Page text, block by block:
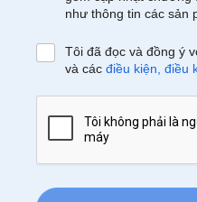
như thông tin các sản
Tôi đã đọc và đồng ý
và các điều kiện, điều